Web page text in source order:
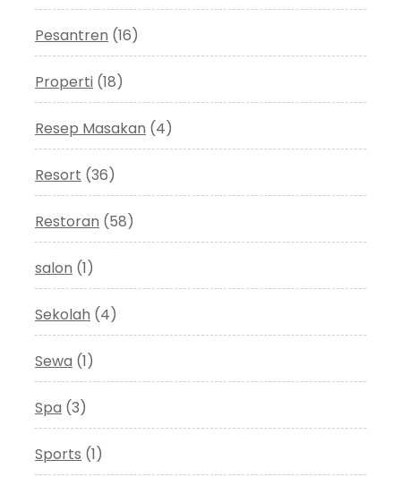
Pesantren (16)
Properti (18)
Resep Masakan (4)
Resort (36)
Restoran (58)
salon (1)
Sekolah (4)
Sewa (1)
Spa (3)
Sports (1)